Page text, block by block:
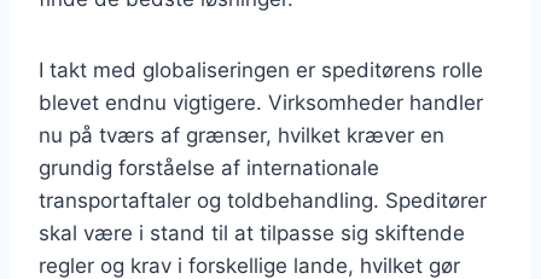
I takt med globaliseringen er speditørens rolle
blevet endnu vigtigere. Virksomheder handler
nu på tværs af grænser, hvilket kræver en
grundig forståelse af internationale
transportaftaler og toldbehandling. Speditører
skal være i stand til at tilpasse sig skiftende
regler og krav i forskellige lande, hvilket gør